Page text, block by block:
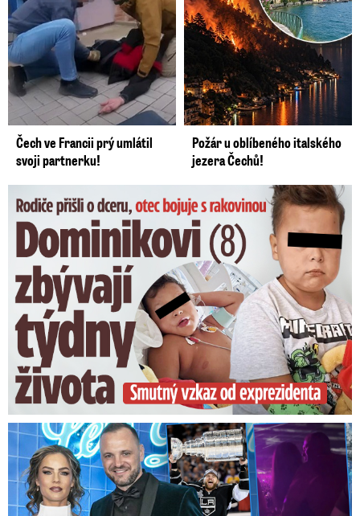
Čech ve Francii prý umlátil
svoji partnerku!
Požár u oblíbeného italského
jezera Čechů!
Dominikovi (8) zbývají týdny života: Vzkaz od exprezidenta
Na Gáboríka se sypou obvinění z nevěry: Reakce manželky!